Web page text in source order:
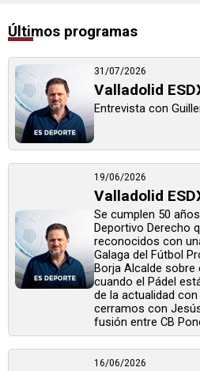
Últimos programas
31/07/2026
Valladolid
Entrevista con
19/06/2026
Valladolid
Se cumplen 50
Deportivo Derecho
reconocidos con
Galaga del Fútbol
Borja Alcalde sobre
cuando el Pádel
de la actualidad con
cerramos con
fusión entre CB
16/06/2026